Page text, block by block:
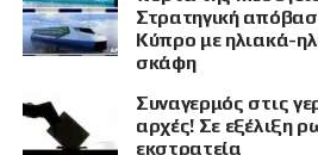
Στρατηγική
Κύπρο με ηλιακά-
σκάφη
Συναγερμός στις
αρχές! Σε εξέλιξη
εκστρατεία